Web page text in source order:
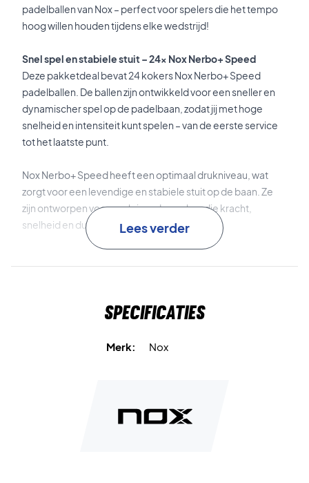
padelballen van Nox – perfect voor spelers die het tempo
hoog willen houden tijdens elke wedstrijd!
Snel spel en stabiele stuit – 24x Nox Nerbo+ Speed
Deze pakketdeal bevat 24 kokers Nox Nerbo+ Speed
padelballen. De ballen zijn ontwikkeld voor een sneller en
dynamischer spel op de padelbaan, zodat jij met hoge
snelheid en intensiteit kunt spelen – van de eerste service
tot het laatste punt.
Nox Nerbo+ Speed heeft een optimaal drukniveau, wat
zorgt voor een levendige en stabiele stuit op de baan. Ze
zijn ontworpen voor veeleisende spelers die kracht,
snelheid en duurzaamheid zoeken in één bal.
veel snelheid en intensiteit wilt spelen.
garandeert een dynamisch spel
Lees verder
Specificaties
Merk: Nox